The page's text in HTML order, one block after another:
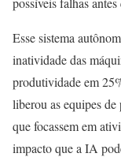
Esse sistema
inatividade das
produtividade em
liberou as equipes
que focassem em
impacto que a IA